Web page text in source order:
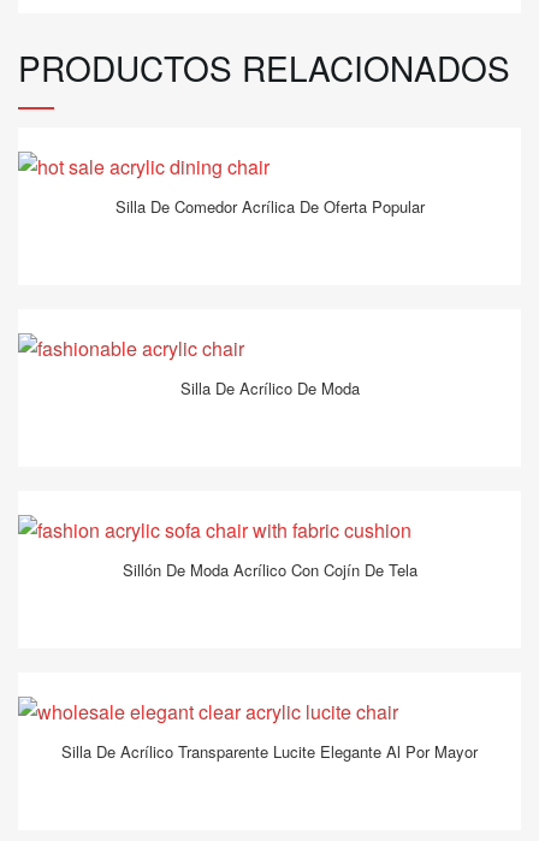
PRODUCTOS RELACIONADOS
Silla De Comedor Acrílica De Oferta Popular
Silla De Acrílico De Moda
Sillón De Moda Acrílico Con Cojín De Tela
Silla De Acrílico Transparente Lucite Elegante Al Por Mayor